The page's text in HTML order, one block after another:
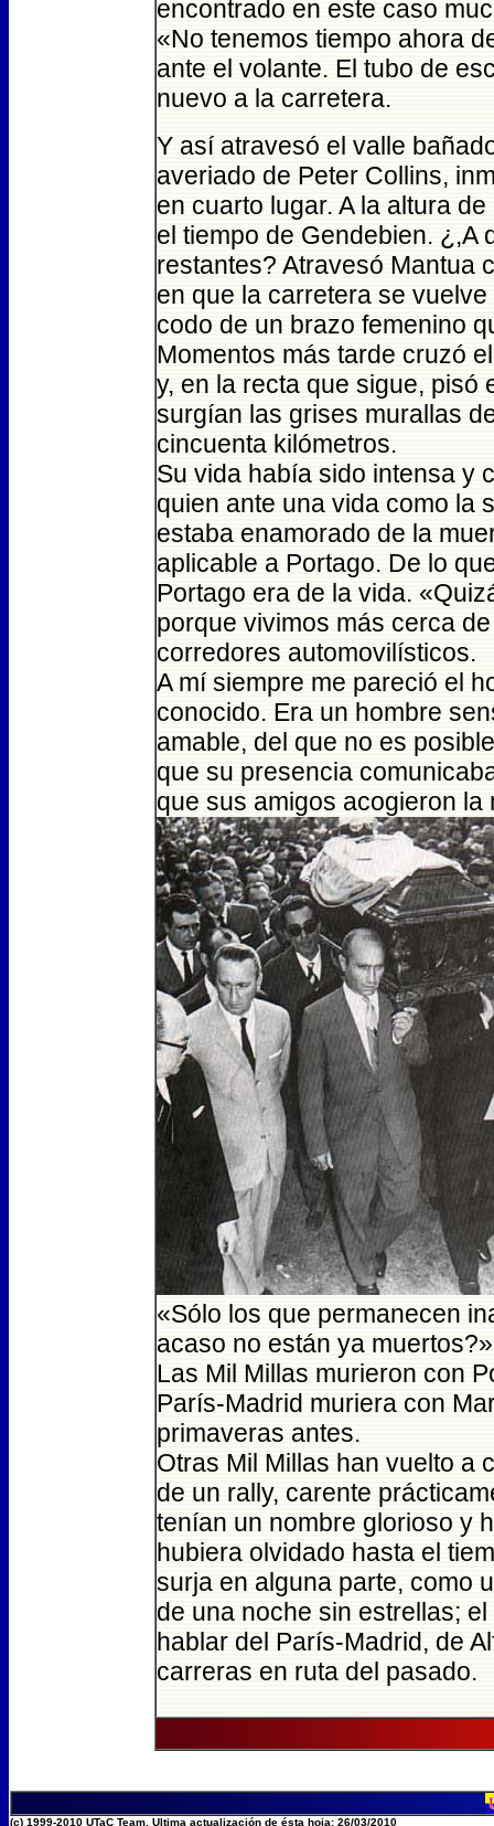
encontrado en este caso
«No tenemos tiempo ahora
ante el volante. El tubo de
nuevo a la carretera.
Y así atravesó el valle
averiado de Peter Collins,
en cuarto lugar. A la altura
el tiempo de Gendebien. ¿,A
restantes? Atravesó Mantua
en que la carretera se
codo de un brazo femenino
Momentos más tarde cruzó
y, en la recta que sigue, pisó
surgían las grises murallas
cincuenta kilómetros.
Su vida había sido intensa y
quien ante una vida como la
estaba enamorado de la
aplicable a Portago. De lo
Portago era de la vida.
porque vivimos más cerca
corredores automovilísticos.
A mí siempre me pareció el
conocido. Era un hombre
amable, del que no es
que su presencia
que sus amigos acogieron
«Sólo los que permanecen
acaso no están ya
Las Mil Millas murieron con
París-Madrid muriera con
primaveras antes.
Otras Mil Millas han vuelto a
de un rally, carente
tenían un nombre glorioso y
hubiera olvidado hasta el
surja en alguna parte, como
de una noche sin estrellas;
hablar del París-Madrid, de
carreras en ruta del pasado.
(c) 1999-2010 UTaC Team. Ultima actualización de ésta hoja: 26/03/2010